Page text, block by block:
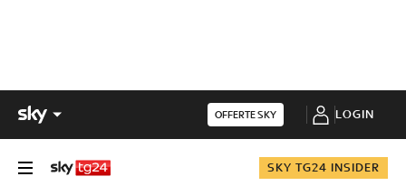
OFFERTE SKY LOGIN
SKY TG24 INSIDER